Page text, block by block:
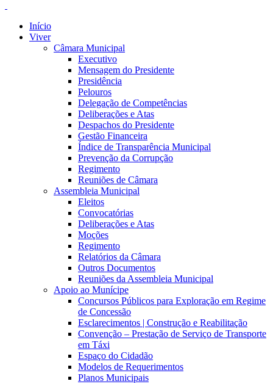
Início
Viver
Câmara Municipal
Executivo
Mensagem do Presidente
Presidência
Pelouros
Delegação de Competências
Deliberações e Atas
Despachos do Presidente
Gestão Financeira
Índice de Transparência Municipal
Prevenção da Corrupção
Regimento
Reuniões de Câmara
Assembleia Municipal
Eleitos
Convocatórias
Deliberações e Atas
Moções
Regimento
Relatórios da Câmara
Outros Documentos
Reuniões da Assembleia Municipal
Apoio ao Munícipe
Concursos Públicos para Exploração em Regime
de Concessão
Esclarecimentos | Construção e Reabilitação
Convenção – Prestação de Serviço de Transporte
em Táxi
Espaço do Cidadão
Modelos de Requerimentos
Planos Municipais